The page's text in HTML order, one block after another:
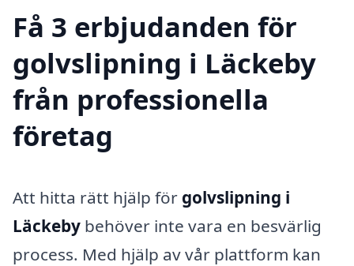
Få 3 erbjudanden för
golvslipning i Läckeby
från professionella
företag
Att hitta rätt hjälp för golvslipning i
Läckeby behöver inte vara en besvärlig
process. Med hjälp av vår plattform kan